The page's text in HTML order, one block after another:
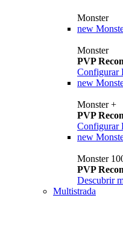
Monster
new
Monster
PVP
Configurar
new
Monster +
PVP
Configurar
new
Monster
PVP
Descubrir
Multistrada